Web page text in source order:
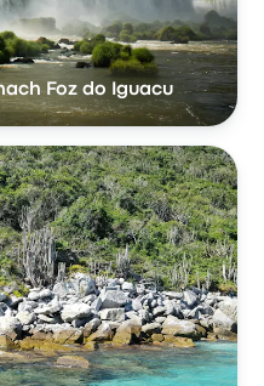
Foz do Iguacu